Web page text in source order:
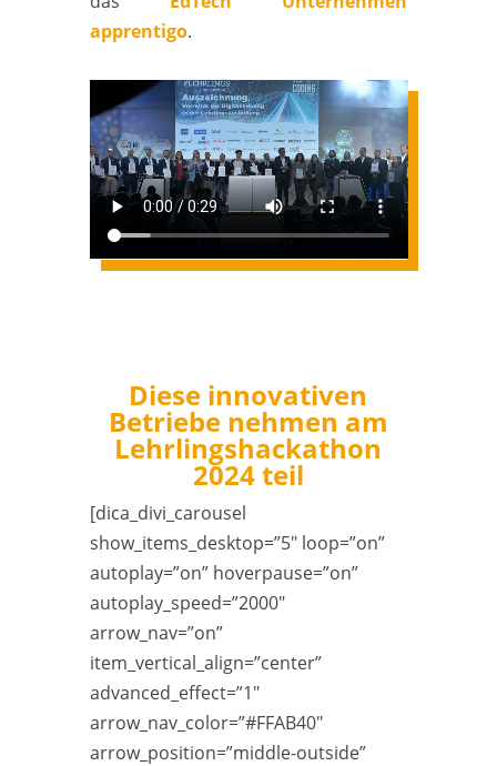
apprentigo.
Diese innovativen
Betriebe nehmen am
Lehrlingshackathon
2024 teil
[dica_divi_carousel
show_items_desktop=”5″ loop=”on”
autoplay=”on” hoverpause=”on”
autoplay_speed=”2000″
arrow_nav=”on”
item_vertical_align=”center”
advanced_effect=”1″
arrow_nav_color=”#FFAB40″
arrow_position=”middle-outside”